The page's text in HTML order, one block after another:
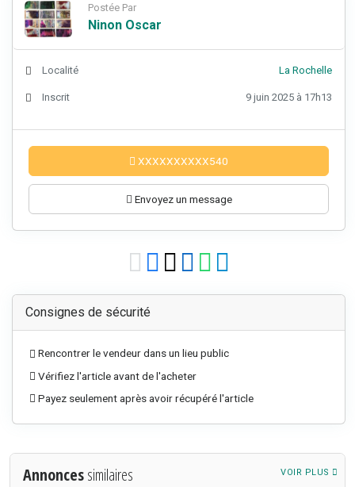
Postée Par
Ninon Oscar
Localité La Rochelle
Inscrit 9 juin 2025 à 17h13
XXXXXXXXXX540
Envoyez un message
Consignes de sécurité
Rencontrer le vendeur dans un lieu public
Vérifiez l'article avant de l'acheter
Payez seulement après avoir récupéré l'article
Annoncessimilaires VOIR PLUS